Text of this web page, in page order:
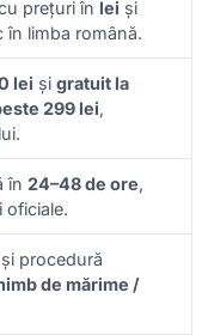
prețuri în lei și
limba română.
lei și gratuit la
299 lei,
în 24–48 de ore,
oficiale.
și procedură
de mărime /